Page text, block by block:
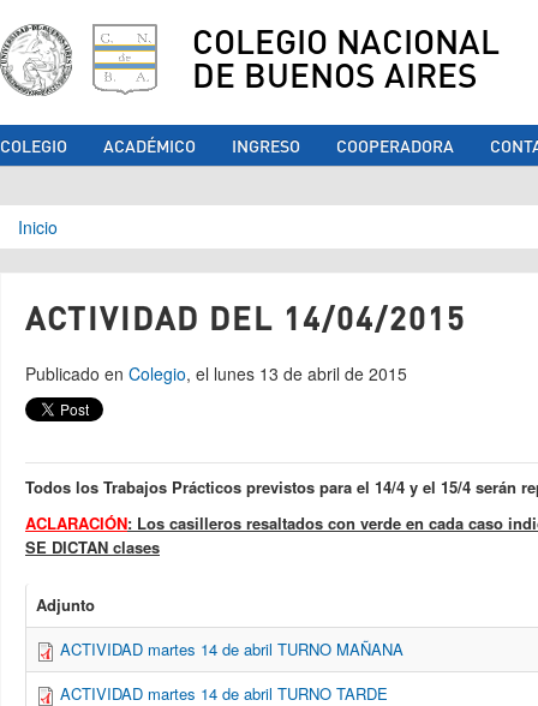
COLEGIO NACIONAL
DE BUENOS AIRES
COLEGIO ACADÉMICO INGRESO COOPERADORA
Se encuentra usted aquí
Inicio
ACTIVIDAD DEL 14/04/2015
Publicado en Colegio, el lunes 13 de abril de 2015
Todos los Trabajos Prácticos previstos para el 14/4 y el 15/4 serán
ACLARACIÓN: Los casilleros resaltados con verde en cada caso
SE DICTAN clases
Adjunto
ACTIVIDAD martes 14 de abril TURNO MAÑANA
ACTIVIDAD martes 14 de abril TURNO TARDE